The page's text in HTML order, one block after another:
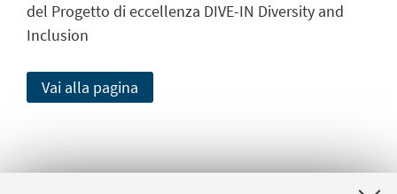
del Progetto di eccellenza DIVE-IN Diversity and
Inclusion
Vai alla pagina